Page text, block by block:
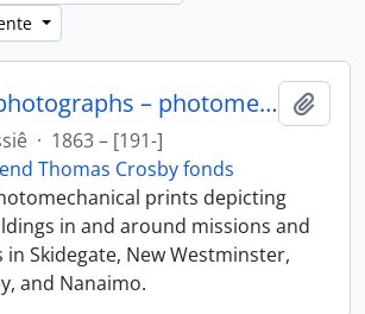
Missionary photographs – photomechanical
· 1863 – [191-]
Thomas Crosby fonds
prints depicting
in and around missions and
Skidegate, New Westminster,
and Nanaimo.